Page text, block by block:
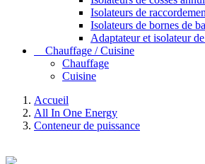
Isolateurs de
Isolateurs de bornes de
Adaptateur et isolateur
Chauffage / Cuisine
Chauffage
Cuisine
Accueil
All In One Energy
Conteneur de puissance